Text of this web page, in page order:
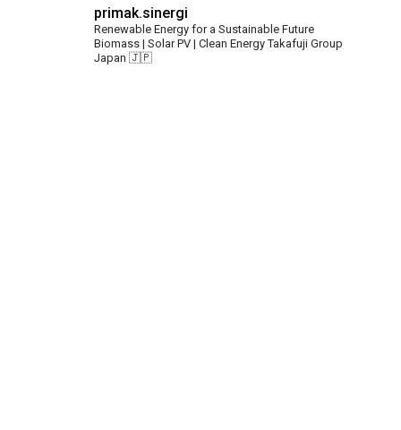
primak.sinergi
Renewable Energy for a Sustainable Future
Biomass | Solar PV | Clean EnergyTakafuji Group
Japan 🇯🇵